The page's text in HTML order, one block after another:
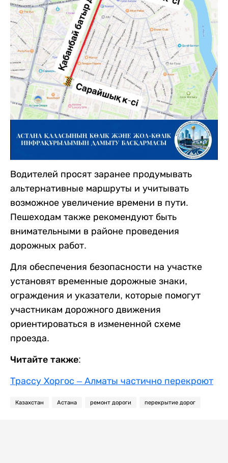
Водителей просят заранее продумывать
альтернативные маршруты и учитывать
возможное увеличение времени в пути.
Пешеходам также рекомендуют быть
внимательными в районе проведения
дорожных работ.
Для обеспечения безопасности на участке
установят временные дорожные знаки,
ограждения и указатели, которые помогут
участникам дорожного движения
ориентироваться в измененной схеме
проезда.
Читайте также:
Трассу Хоргос – Алматы частично перекроют
Казахстан Астана ремонт дороги перекрытие дорог